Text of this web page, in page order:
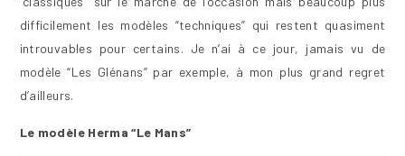
difficilement les modèles “techniques” qui restent quasiment
introuvables pour certains. Je n’ai à ce jour, jamais vu de
modèle “Les Glénans” par exemple, à mon plus grand regret
d’ailleurs.
Le modèle Herma “Le Mans”